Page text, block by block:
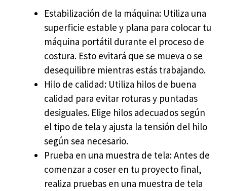
Estabilización de la máquina: Utiliza una
superficie estable y plana para colocar tu
máquina portátil durante el proceso de
costura. Esto evitará que se mueva o se
desequilibre mientras estás trabajando.
Hilo de calidad: Utiliza hilos de buena
calidad para evitar roturas y puntadas
desiguales. Elige hilos adecuados según
el tipo de tela y ajusta la tensión del hilo
según sea necesario.
Prueba en una muestra de tela: Antes de
comenzar a coser en tu proyecto final,
realiza pruebas en una muestra de tela